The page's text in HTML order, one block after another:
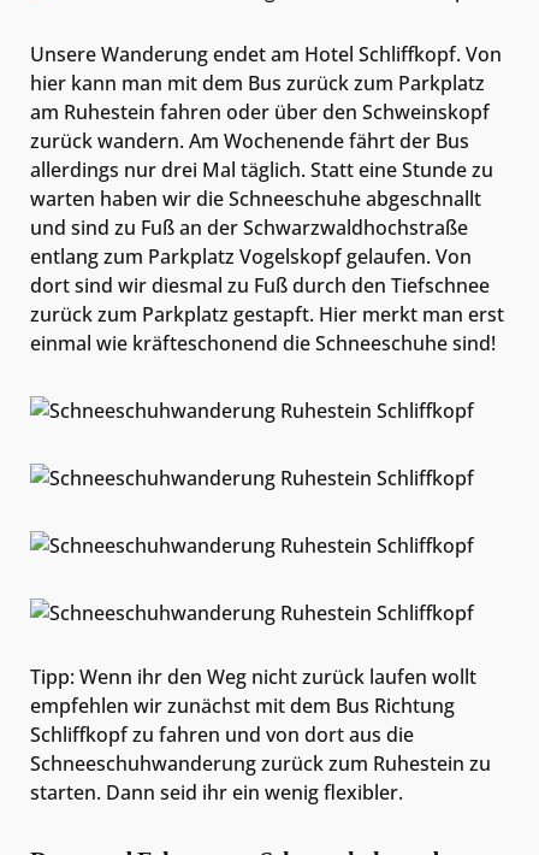
Unsere Wanderung endet am Hotel Schliffkopf. Von
hier kann man mit dem Bus zurück zum Parkplatz
am Ruhestein fahren oder über den Schweinskopf
zurück wandern. Am Wochenende fährt der Bus
allerdings nur drei Mal täglich. Statt eine Stunde zu
warten haben wir die Schneeschuhe abgeschnallt
und sind zu Fuß an der Schwarzwaldhochstraße
entlang zum Parkplatz Vogelskopf gelaufen. Von
dort sind wir diesmal zu Fuß durch den Tiefschnee
zurück zum Parkplatz gestapft. Hier merkt man erst
einmal wie kräfteschonend die Schneeschuhe sind!
Tipp: Wenn ihr den Weg nicht zurück laufen wollt
empfehlen wir zunächst mit dem Bus Richtung
Schliffkopf zu fahren und von dort aus die
Schneeschuhwanderung zurück zum Ruhestein zu
starten. Dann seid ihr ein wenig flexibler.